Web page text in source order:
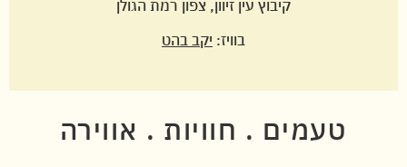
קיבוץ עין זיוון, צפון רמת הגולן
בוויז: יקב בהט
טעמים . חוויות . אווירה